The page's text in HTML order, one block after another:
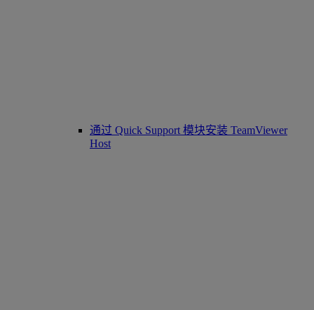
通过 Quick Support 模块安装 TeamViewer
Host